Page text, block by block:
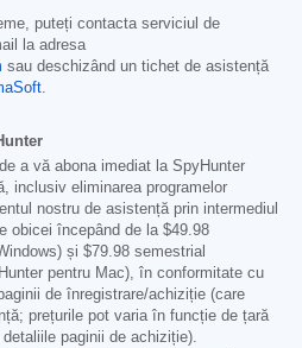
puteți contacta serviciul de
la adresa
sau deschizând un tichet de asistență
.
a vă abona imediat la SpyHunter
inclusiv eliminarea programelor
nostru de asistență prin intermediul
obicei începând de la $49.98
și $79.98 semestrial
pentru Mac), în conformitate cu
de înregistrare/achiziție (care
prețurile pot varia în funcție de țară
paginii de achiziție).